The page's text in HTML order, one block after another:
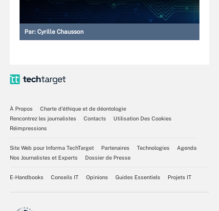
Par: Cyrille Chausson
À Propos
Charte d’éthique et de déontologie
Rencontrez les journalistes
Contacts
Utilisation Des Cookies
Réimpressions
Site Web pour Informa TechTarget Partenaires Technologies
Agenda
Nos Journalistes et Experts
Dossier de Presse
E-Handbooks Conseils IT Opinions Guides Essentiels Projets IT